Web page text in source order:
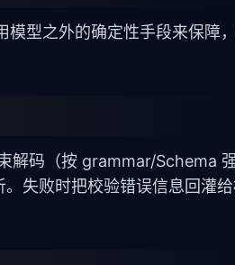
型之外的确定性手段来保障
解码（按 grammar/Schema
失败时把校验错误信息回灌